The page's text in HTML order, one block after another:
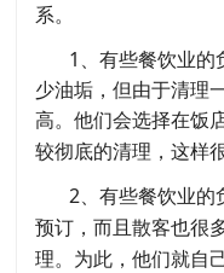
系。
1、有些餐饮业的
少油垢，但由于清理
高。他们会选择在饭
较彻底的清理，这样
2、有些餐饮业的
预订，而且散客也很
理。为此，他们就自